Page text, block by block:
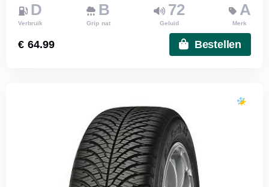
D
Verbruik
B
Grip nat
72
Geluid
A
Merk
€ 64.99 Bestellen